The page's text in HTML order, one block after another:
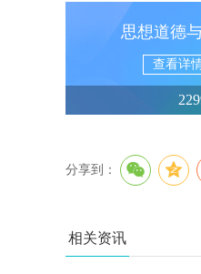
思想道德
查看详
分享到：
相关资讯